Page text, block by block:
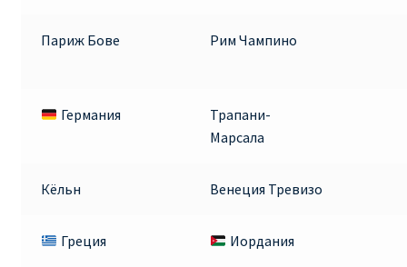
ИНФОРМАЦИЯ ДЛЯ ПАССАЖИРОВ
Париж Бове Рим Чампино
Германия
Трапани-
Марсала
Кёльн Венеция Тревизо
Греция Иордания